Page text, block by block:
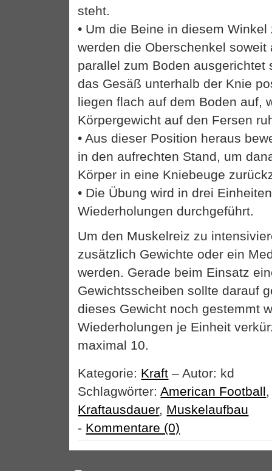
steht.
• Um die Beine in diesem
werden die Oberschenkel
parallel zum Boden ausgerichtet
das Gesäß unterhalb der Knie
liegen flach auf dem Boden auf,
Körpergewicht auf den Fersen
• Aus dieser Position heraus
in den aufrechten Stand, um
Körper in eine Kniebeuge
• Die Übung wird in drei
Wiederholungen durchgeführt.
Um den Muskelreiz zu
zusätzlich Gewichte oder ein
werden. Gerade beim Einsatz
Gewichtsscheiben sollte darauf
dieses Gewicht noch gestemmt
Wiederholungen je Einheit
maximal 10.
Kategorie: Kraft – Autor: kd
Schlagwörter: American Football
Kraftausdauer, Muskelaufbau
- Kommentare (0)